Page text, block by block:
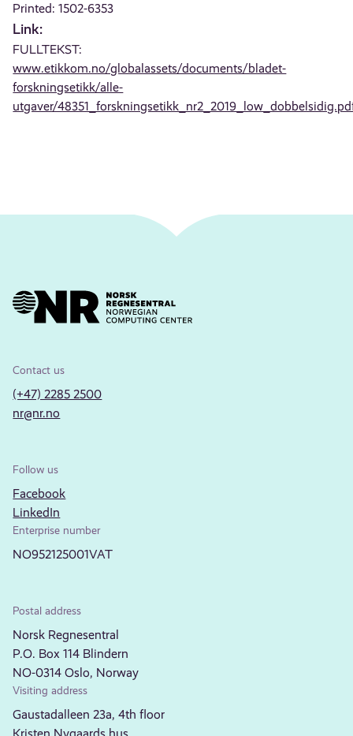
Printed: 1502-6353
Link:
FULLTEKST:
www.etikkom.no/globalassets/documents/bladet-
forskningsetikk/alle-
utgaver/
Contact us
(+47) 2285 2500
nr@nr.no
Follow us
Facebook
LinkedIn
Enterprise number
NO952125001VAT
Postal address
Norsk Regnesentral
P.O. Box 114 Blindern
NO-0314 Oslo, Norway
Visiting address
Gaustadalleen 23a, 4th floor
Kristen Nygaards hus